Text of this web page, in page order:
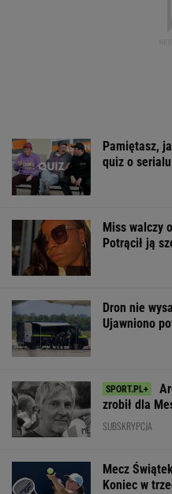
Pamiętasz,
quiz o
Miss walczy
Potrącił ją
Dron nie
Ujawniono
zrobił dla
SUBSKRYPCJA
Mecz
Koniec w